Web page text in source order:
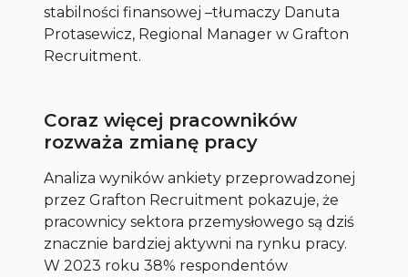
stabilności finansowej –tłumaczy Danuta
Protasewicz, Regional Manager w Grafton
Recruitment.
Coraz więcej pracowników
rozważa zmianę pracy
Analiza wyników ankiety przeprowadzonej
przez Grafton Recruitment pokazuje, że
pracownicy sektora przemysłowego są dziś
znacznie bardziej aktywni na rynku pracy.
W 2023 roku 38% respondentów